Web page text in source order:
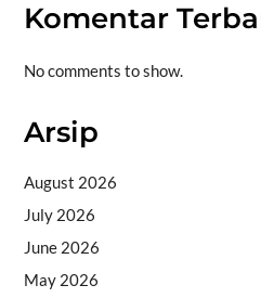
Komentar
No comments to show.
Arsip
August 2026
July 2026
June 2026
May 2026